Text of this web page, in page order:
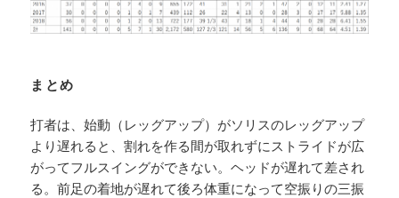
まとめ
打者は、始動（レッグアップ）がソリスのレッグアップ
より遅れると、割れを作る間が取れずにストライドが広
がってフルスイングができない。ヘッドが遅れて差され
る。前足の着地が遅れて後ろ体重になって空振りの三振